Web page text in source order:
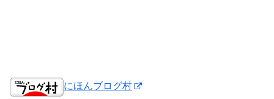
にほんブログ村